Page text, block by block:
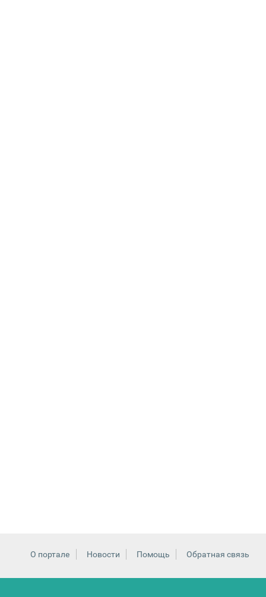
О портале Новости Помощь Обратная связь